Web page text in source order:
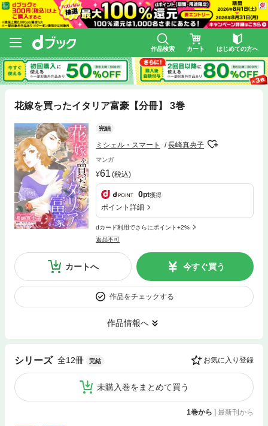
作品検索 カート はじめての方へ
花嫁を買ったイタリア富豪【分冊】 3巻
完結
ミシェル・スマート 長崎真央子
マンガ
61 (税込)
0pt獲得
ポイント詳細
dカード利用でさらにポイント+2%
返品不可
カートへ 今すぐ買う
作品をチェックする
作品情報へ
シリーズ 全12冊 完結 お気に入り登録
未購入巻をまとめて買う
1巻から 最新刊から